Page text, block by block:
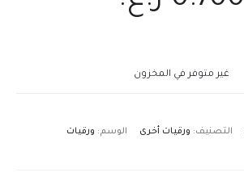
غير متوفر في المخزون
التصنيف: ورقيات أخرى الوسم: ورقيات